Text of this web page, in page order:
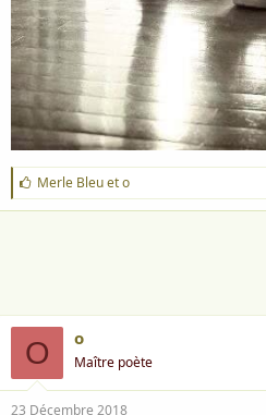
J
'
a
Merle Bleueto
O o
Maître poète
23 Décembre 2018